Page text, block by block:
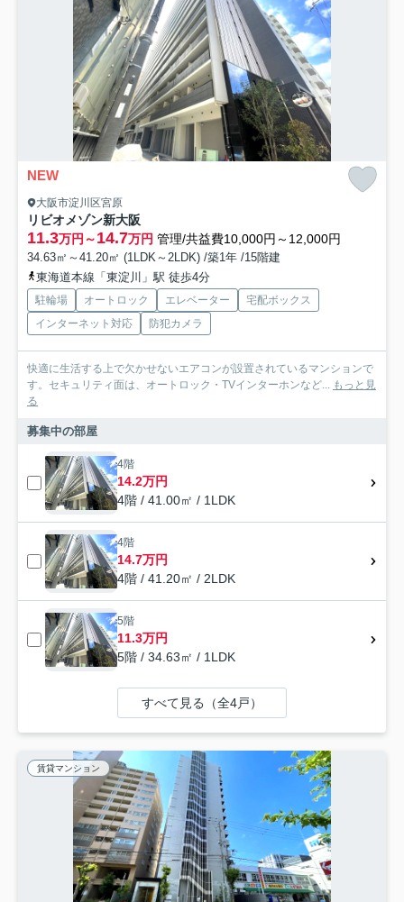
NEW
大阪市淀川区宮原
リビオメゾン新大阪
11.3万円～14.7万円 管理/共益費10,000円～12,000円
34.63㎡～41.20㎡ (1LDK～2LDK) /築1年 /15階建
東海道本線「東淀川」駅 徒歩4分
駐輪場 オートロック エレベーター
宅配ボックス
インターネット対応
防犯カメラ
快適に生活する上で欠かせないエアコンが設置されているマンションで
す。セキュリティ面は、オートロック・TVインターホンなど... もっと見
る
募集中の部屋
4階
14.2万円
4階 / 41.00㎡ / 1LDK
4階
14.7万円
4階 / 41.20㎡ / 2LDK
5階
11.3万円
5階 / 34.63㎡ / 1LDK
すべて見る（全4戸）
賃貸マンション